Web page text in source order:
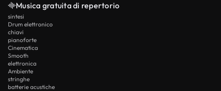
Musica gratuita di repertorio
sintesi
Drum elettronico
chiavi
pianoforte
Cinematica
Smooth
elettronica
Ambiente
stringhe
batterie acustiche